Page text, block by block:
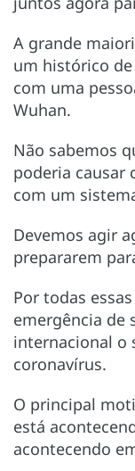
A grande
um histórico
com uma
Wuhan.
Não sabemos
poderia causar
com um
Devemos agir
prepararem
Por todas
emergência de
internacional o
coronavírus.
O principal
está
acontecendo